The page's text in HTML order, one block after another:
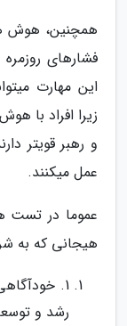
همچنین، هوش
فشارهای
این مهارت
زیرا افراد با
و رهبر قویتر
عمل میکنند.
هیجانی که به
رشد و